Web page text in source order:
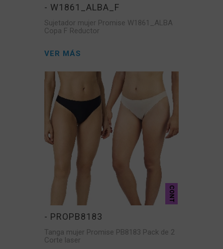
- W1861_ALBA_F
Sujetador mujer Promise W1861_ALBA
Copa F Reductor
VER MÁS
CONT
- PROPB8183
Tanga mujer Promise PB8183 Pack de 2
Corte laser